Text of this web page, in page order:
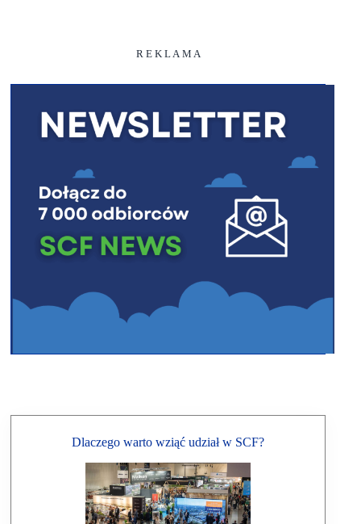
R E K L A M A
Dlaczego warto wziąć udział w SCF?